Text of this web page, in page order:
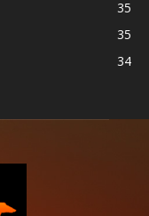
35
35
34